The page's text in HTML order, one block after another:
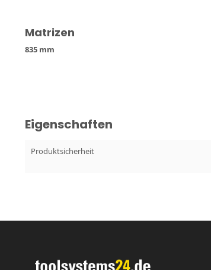
Matrizen
835 mm
Eigenschaften
Produktsicherheit